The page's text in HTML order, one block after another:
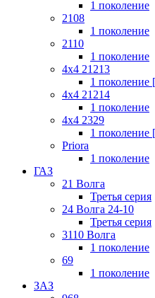
1 поколение
2108
1 поколение
2110
1 поколение
4x4 21213
1 поколение
4x4 21214
1 поколение
4x4 2329
1 поколение
Priora
1 поколение
ГАЗ
21 Волга
Третья серия
24 Волга 24-10
Третья серия
3110 Волга
1 поколение
69
1 поколение
ЗАЗ